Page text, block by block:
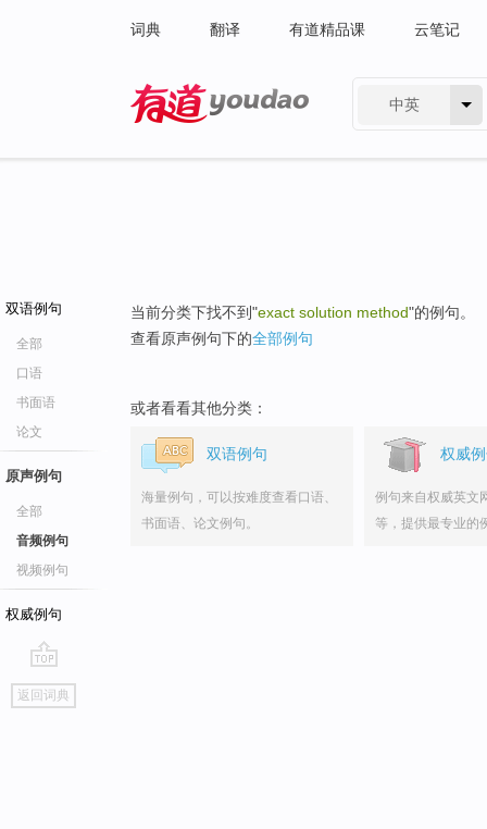
词典 翻译 有道精品课 云笔记
中英
双语例句
全部
口语
书面语
论文
原声例句
全部
音频例句
视频例句
权威例句
go
top
返回词典
当前分类下找不到"exact solution method"的例句。
查看原声例句下的全部例句
或者看看其他分类：
双语例句
海量例句，可以按难度查看口语、
书面语、论文例句。
权威
例句来自权威英文
等，提供最专业的